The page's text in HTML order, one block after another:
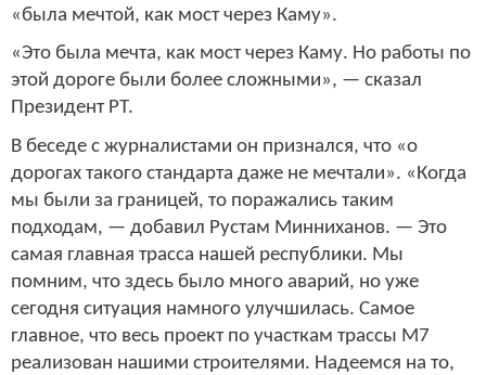
«была мечтой, как мост через Каму».
«Это была мечта, как мост через Каму. Но работы по
этой дороге были более сложными», — сказал
Президент РТ.
В беседе с журналистами он признался, что «о
дорогах такого стандарта даже не мечтали». «Когда
мы были за границей, то поражались таким
подходам, — добавил Рустам Минниханов. — Это
самая главная трасса нашей республики. Мы
помним, что здесь было много аварий, но уже
сегодня ситуация намного улучшилась. Самое
главное, что весь проект по участкам трассы М7
реализован нашими строителями. Надеемся на то,